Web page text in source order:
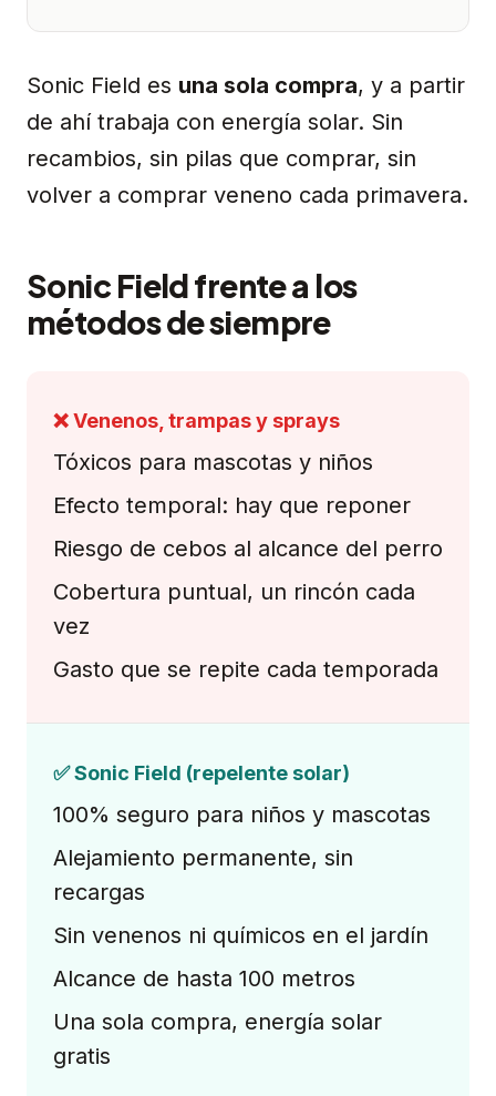
Sonic Field es una sola compra, y a partir
de ahí trabaja con energía solar. Sin
recambios, sin pilas que comprar, sin
volver a comprar veneno cada primavera.
Sonic Field frente a los
métodos de siempre
❌ Venenos, trampas y sprays
Tóxicos para mascotas y niños
Efecto temporal: hay que reponer
Riesgo de cebos al alcance del perro
Cobertura puntual, un rincón cada
vez
Gasto que se repite cada temporada
✅ Sonic Field (repelente solar)
100% seguro para niños y mascotas
Alejamiento permanente, sin
recargas
Sin venenos ni químicos en el jardín
Alcance de hasta 100 metros
Una sola compra, energía solar
gratis